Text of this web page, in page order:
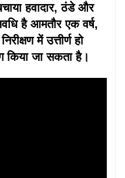
हवादार, ठंडे और
है आमतौर एक वर्ष,
में उत्तीर्ण हो
किया जा सकता है।